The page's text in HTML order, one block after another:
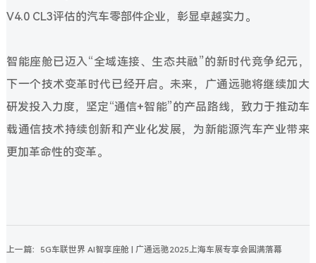
V4.0 CL3评估的汽车零部件企业，彰显卓越实力。
智能座舱已迈入“全域连接、生态共融”的新时代竞争纪元，
下一个技术变革时代已经开启。未来，广通远驰将继续加大
研发投入力度，坚定“通信+智能”的产品路线，致力于推动车
载通信技术持续创新和产业化发展，为新能源汽车产业带来
更加革命性的变革。
上一篇：5G车联世界 AI智享座舱 | 广通远驰2025上海车展专享会圆满落幕